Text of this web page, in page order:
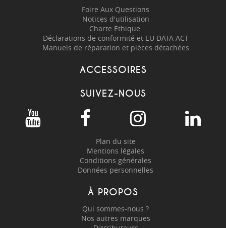
Foire Aux Questions
Notices d'utilisation
Charte Ethique
Déclarations de conformité et EU DATA ACT
Manuels de réparation et pièces détachées
ACCESSOIRES
SUIVEZ-NOUS
Plan du site
Mentions légales
Conditions générales
Données personnelles
À PROPOS
Qui sommes-nous ?
Nos autres marques